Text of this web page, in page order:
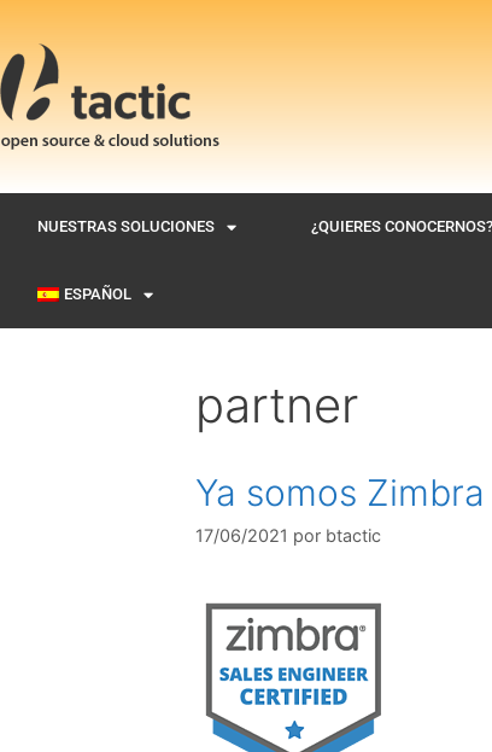
NUESTRAS SOLUCIONES ¿QUIERES CONOCERNOS?
ESPAÑOL
partner
Ya somos
17/06/2021 por btactic